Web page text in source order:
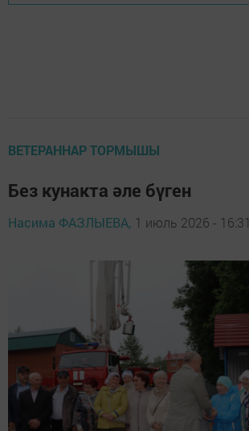
ВЕТЕРАННАР ТОРМЫШЫ
Без кунакта әле бүген
Насима ФАЗЛЫЕВА, 1 июль 2026 - 16:31